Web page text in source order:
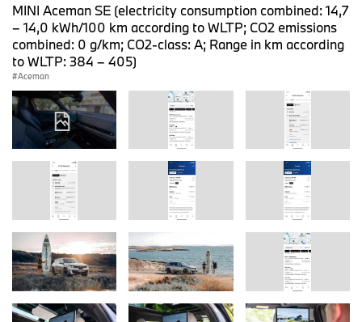
MINI Aceman SE (electricity consumption combined: 14,7
– 14,0 kWh/100 km according to WLTP; CO2 emissions
combined: 0 g/km; CO2-class: A; Range in km according
to WLTP: 384 – 405)
Aceman